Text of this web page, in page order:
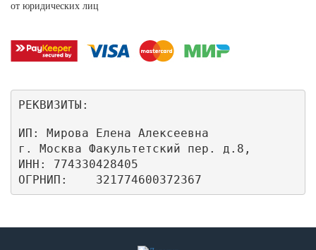
от юридических лиц
РЕКВИЗИТЫ:
ИП: Мирова Елена Алексеевна
г. Москва Факультетский пер. д.8,
ИНН: 774330428405
ОГРНИП:    321774600372367